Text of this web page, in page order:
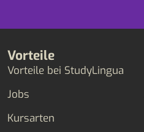
Vorteile
Vorteile bei StudyLingua
Jobs
Kursarten